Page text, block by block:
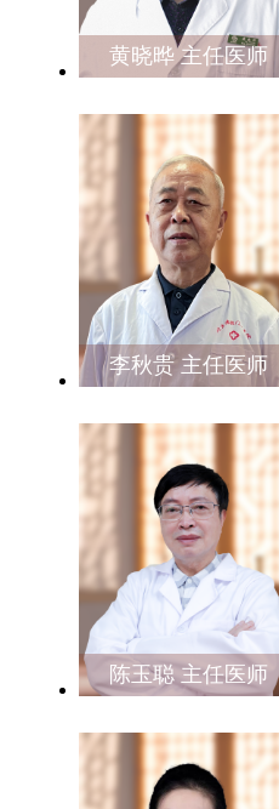
黄晓晔 主任医师
李秋贵 主任医师
陈玉聪 主任医师